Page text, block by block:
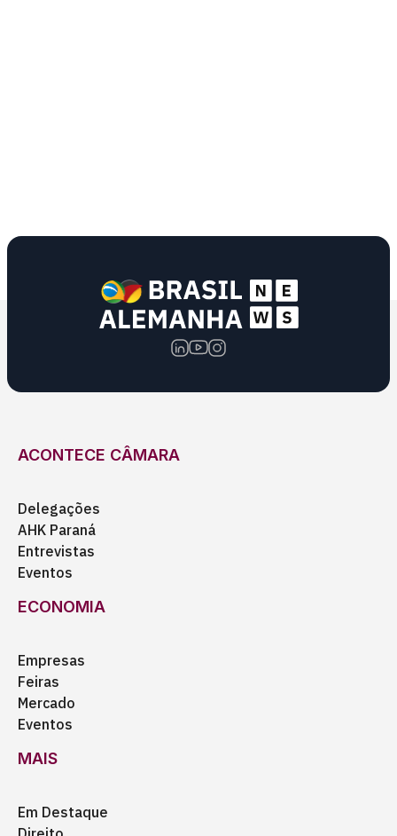
ACONTECE CÂMARA
Delegações
AHK Paraná
Entrevistas
Eventos
ECONOMIA
Empresas
Feiras
Mercado
Eventos
MAIS
Em Destaque